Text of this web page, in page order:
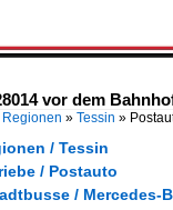
vor dem
Regionen » Tessin »
/ Tessin
/ Postauto
/ Mercedes-